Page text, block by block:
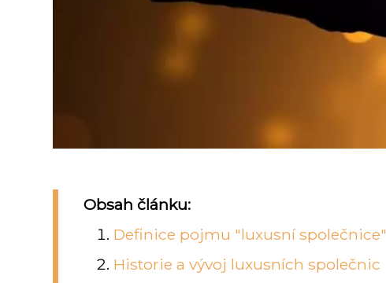
Obsah článku:
Definice pojmu "luxusní společnice"
Historie a vývoj luxusních společnic